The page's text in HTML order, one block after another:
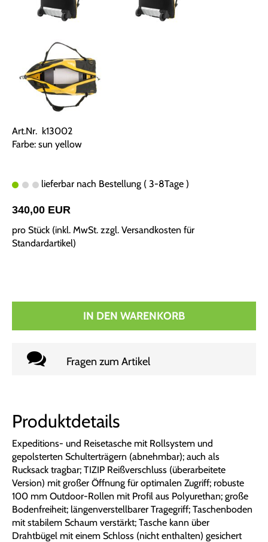
Art.Nr. k13002
Farbe: sun yellow
lieferbar nach Bestellung ( 3-8Tage )
340,00 EUR
pro Stück (inkl. MwSt. zzgl. Versandkosten für
Standardartikel)
IN DEN WARENKORB
Fragen zum Artikel
Produktdetails
Expeditions- und Reisetasche mit Rollsystem und
gepolsterten Schulterträgern (abnehmbar); auch als
Rucksack tragbar; TIZIP Reißverschluss (überarbeitete
Version) mit großer Öffnung für optimalen Zugriff; robuste
100 mm Outdoor-Rollen mit Profil aus Polyurethan; große
Bodenfreiheit; längenverstellbarer Tragegriff; Taschenboden
mit stabilem Schaum verstärkt; Tasche kann über
Drahtbügel mit einem Schloss (nicht enthalten) gesichert